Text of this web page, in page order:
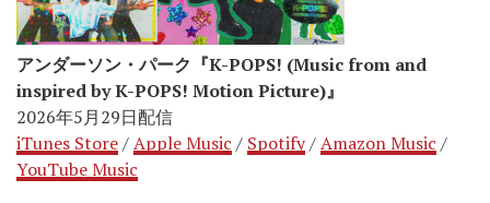
アンダーソン・パーク『K-POPS! (Music from and
inspired by K-POPS! Motion Picture)』
2026年5月29日配信
iTunes Store/Apple Music / Spotify/Amazon Music /
YouTube Music